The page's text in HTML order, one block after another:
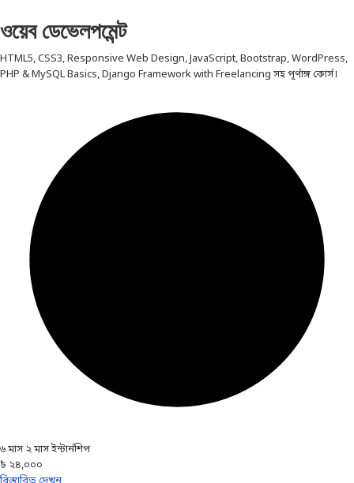
ওয়েব ডেভেলপমেন্ট
HTML5, CSS3, Responsive Web Design, JavaScript, Bootstrap, WordPress,
PHP & MySQL Basics, Django Framework with Freelancing সহ পূর্ণাঙ্গ কোর্স।
৬ মাস ২ মাস ইন্টার্নশিপ
৳ ২৪,০০০